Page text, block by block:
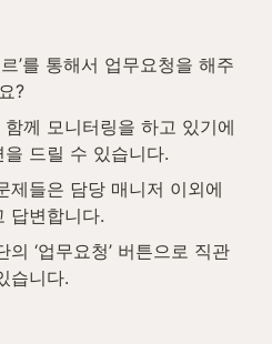
’를 통해서 업무요청을 해주
?
께 모니터링을 하고 있기에
드릴 수 있습니다.
제들은 담당 매니저 이외에
답변합니다.
‘업무요청’ 버튼으로 직관
습니다.